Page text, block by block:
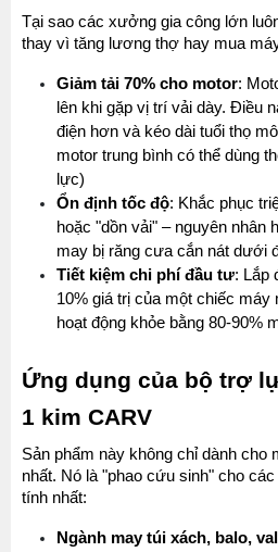
Tại sao các xưởng gia công lớn
thay vì tăng lương thợ hay mua
Giảm tải 70% cho motor:
lên khi gặp vị trí vải dày. Điều
điện hơn và kéo dài tuổi thọ
motor trung bình có thể dùng
lực)
Ổn định tốc độ: Khắc phục
hoặc "dồn vải" – nguyên nhân
may bị răng cưa cắn nát dưới
Tiết kiệm chi phí đầu tư: Lắp
10% giá trị của một chiếc
hoạt động khỏe bằng 80-90%
Ứng dụng của bộ trợ
1 kim CARV
Sản phẩm này không chỉ dành cho
nhất. Nó là "phao cứu sinh" cho
tính nhất:
Ngành may túi xách, balo,